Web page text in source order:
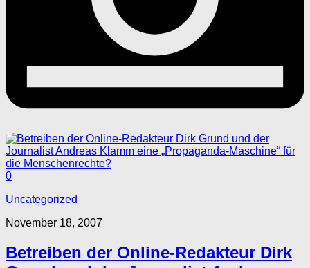
0
Uncategorized
November 18, 2007
Betreiben der Online-Redakteur Dirk